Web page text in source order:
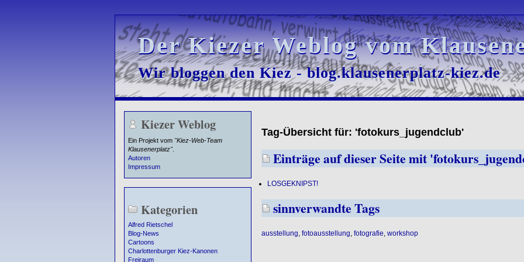
Der Kiezer Weblog vom
Der Kiezer Weblog vom
Wir bloggen den Kiez - blog.klausenerplatz-kiez.de
Wir bloggen den Kiez - blog.klausenerplatz-kiez.de
Kiezer Weblog
Ein Projekt vom "Kiez-Web-Team
Klausenerplatz".
Autoren
Impressum
Kategorien
Alfred Rietschel
Blog-News
Cartoons
Charlottenburger Kiez-Kanonen
Freiraum
Tag-Übersicht für: 'fotokurs_jugendclub'
Einträge auf dieser Seite mit
LOSGEKNIPST!
sinnverwandte Tags
ausstellung fotoausstellung fotografie workshop